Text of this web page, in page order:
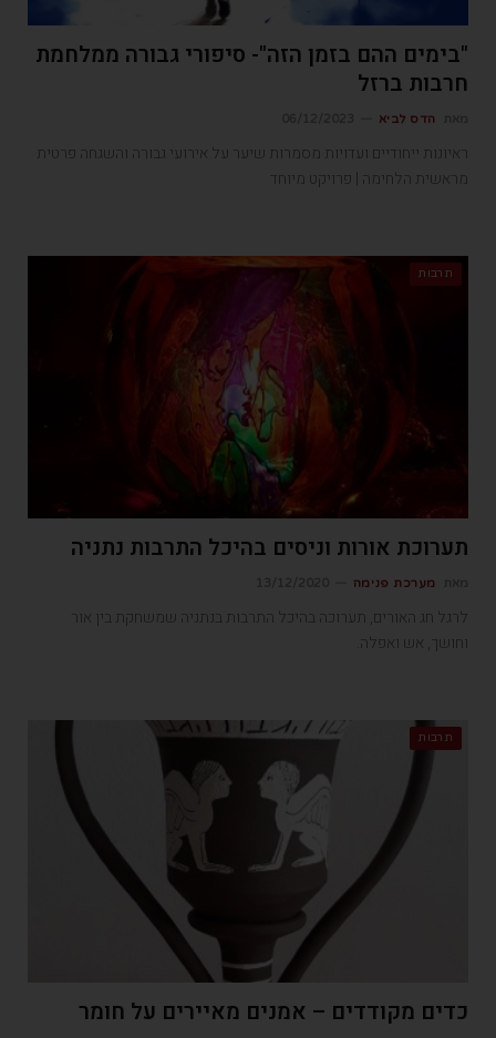
"בימים ההם בזמן הזה"- סיפורי גבורה ממלחמת
חרבות ברזל
הדס לביא
ראיונות ייחודיים ועדויות מסמרות שיער על אירועי גבורה והשגחה פרטית
מראשית הלחימה | פרויקט מיוחד
תרבות
תערוכת אורות וניסים בהיכל התרבות נתניה
מערכת פנימה
לרגל חג האורים, תערוכה בהיכל התרבות בנתניה שמשחקת בין אור
וחושך, אש ואפלה.
תרבות
כדים מקודדים – אמנים מאיירים על חומר